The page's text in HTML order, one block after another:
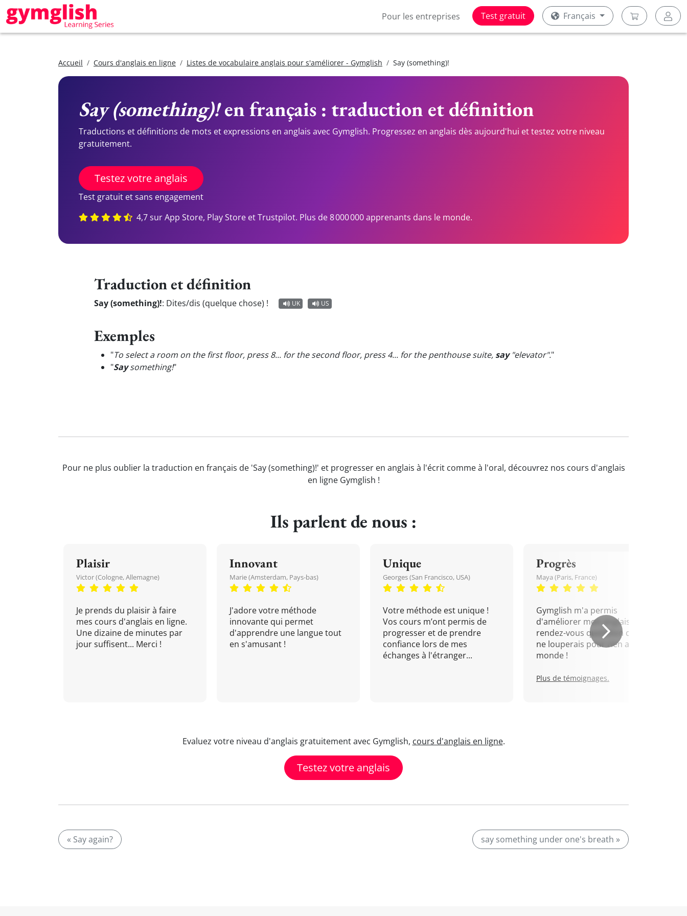
Pour les entreprises Test gratuit Français
Accueil Cours d'anglais en ligne Listes de vocabulaire anglais pour s'améliorer - Gymglish Say (something)!
Say (something)!en français : traduction et définition
Traductions et définitions de mots et expressions en anglais avec Gymglish. Progressez en anglais dès aujourd'hui et testez votre niveau
gratuitement.
Testez votre anglais
Test gratuit et sans engagement
4,7 sur App Store, Play Store et Trustpilot. Plus de 8 000 000 apprenants dans le monde.
Traduction et définition
Say (something)!: Dites/dis (quelque chose) ! UK US
Exemples
"To select a room on the first floor, press 8... for the second floor, press 4... for the penthouse suite, say"elevator"."
"Saysomething!"
Pour ne plus oublier la traduction en français de 'Say (something)!' et progresser en anglais à l'écrit comme à l'oral, découvrez nos cours d'anglais
en ligne Gymglish !
Ils parlent de nous :
Plaisir
Victor (Cologne, Allemagne)
Je prends du plaisir à faire
mes cours d'anglais en ligne.
Une dizaine de minutes par
jour suffisent... Merci !
Innovant
Marie (Amsterdam, Pays-bas)
J'adore votre méthode
innovante qui permet
d'apprendre une langue tout
en s'amusant !
Unique
Georges (San Francisco, USA)
Votre méthode est unique !
Vos cours m’ont permis de
progresser et de prendre
confiance lors de mes
échanges à l'étranger...
Progrès
Maya (Paris, France)
Gymglish m'a permis
d'améliorer mon anglais. Un
rendez-vous quotidien que je
ne louperais pour rien au
monde !
Plus de témoignages.
Evaluez votre niveau d'anglais gratuitement avec Gymglish, cours d'anglais en ligne.
Testez votre anglais
« Say again? say something under one's breath »